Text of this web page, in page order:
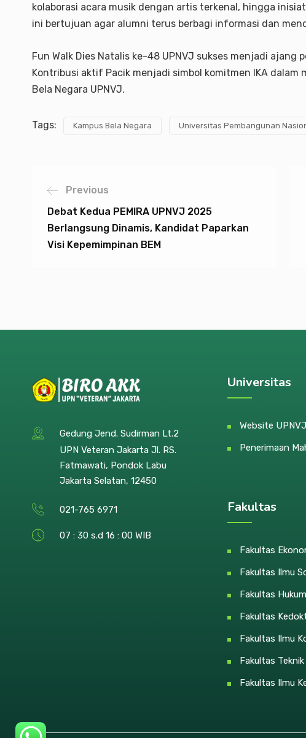
kolaborasi acara musik dengan artis terkenal, hingga
ini bertujuan agar alumni terus berbagi informasi dan
Fun Walk Dies Natalis ke-48 UPNVJ sukses menjadi ajang
Kontribusi aktif Pacik menjadi simbol komitmen IKA
Bela Negara UPNVJ.
Tags: Kampus Bela Negara Universitas Pembangunan
Previous
Debat Kedua PEMIRA UPNVJ 2025
Berlangsung Dinamis, Kandidat Paparkan
Visi Kepemimpinan BEM
Gedung Jend. Sudirman Lt.2
UPN Veteran Jakarta Jl. RS.
Fatmawati, Pondok Labu
Jakarta Selatan, 12450
021-765 6971
07 : 30 s.d 16 : 00 WIB
Universitas
Website UPNVJ
Penerimaan
Fakultas
Fakultas
Fakultas Ilmu
Fakultas Hukum
Fakultas
Fakultas Ilmu
Fakultas Teknik
Fakultas Ilmu